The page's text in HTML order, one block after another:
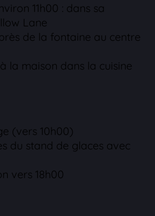
11h00 : dans sa
Lane
près de la fontaine au centre
la maison dans la cuisine
(vers 10h00)
du stand de glaces avec
vers 18h00